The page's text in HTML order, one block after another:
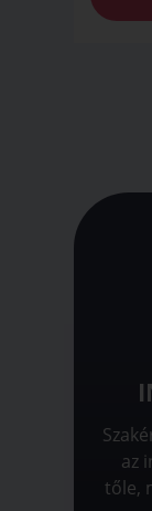
az
tőle,